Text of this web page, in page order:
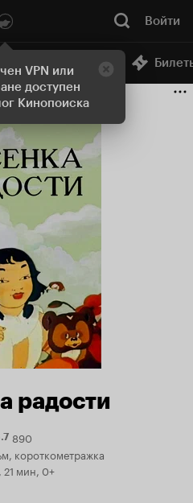
VPN или
доступен
Кинопоиска
Войти
Онлайн-кинотеатр
радости
Рейтинг
6.7
890
короткометражка
мин, 0+